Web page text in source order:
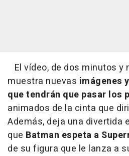
El vídeo, de dos minutos y
muestra nuevas imágenes
que tendrán que pasar los
animados de la cinta que
Además, deja una divertida
que Batman espeta a
de su figura que le lanza a